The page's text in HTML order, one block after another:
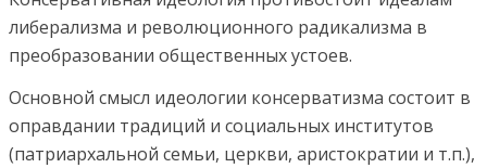
либерализма и революционного радикализма в
преобразовании общественных устоев.
Основной смысл идеологии консерватизма состоит в
оправдании традиций и социальных институтов
(патриархальной семьи, церкви, аристократии и т.п.),